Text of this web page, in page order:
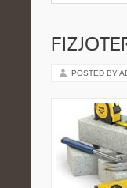
POSTED BY